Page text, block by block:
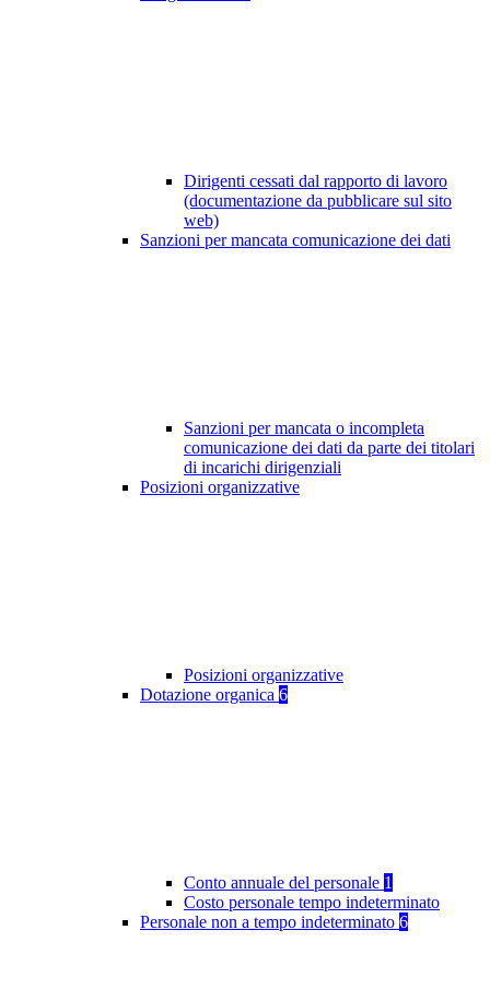
Dirigenti cessati dal rapporto di lavoro
(documentazione da pubblicare sul sito
web)
Sanzioni per mancata comunicazione dei dati
Sanzioni per mancata o incompleta
comunicazione dei dati da parte dei titolari
di incarichi dirigenziali
Posizioni organizzative
Posizioni organizzative
Dotazione organica 6
Conto annuale del personale 1
Costo personale tempo indeterminato
Personale non a tempo indeterminato 6